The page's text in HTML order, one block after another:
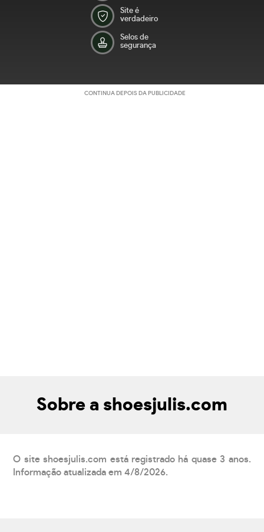
Site é
verdadeiro
Selos de
segurança
CONTINUA DEPOIS DA PUBLICIDADE
Sobre a shoesjulis.com
O site shoesjulis.com está registrado há quase 3 anos.
Informação atualizada em 4/8/2026.